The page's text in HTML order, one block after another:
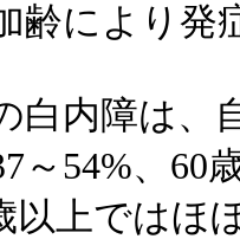
齢により発
内障は、
～54%、60
以上ではほ